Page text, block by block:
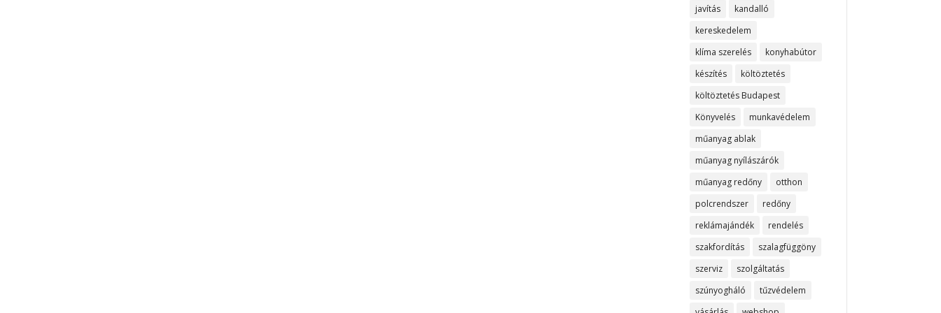
javítás
kandalló
kereskedelem
klíma szerelés
konyhabútor
készítés
költöztetés
költöztetés Budapest
Könyvelés
munkavédelem
műanyag ablak
műanyag nyílászárók
műanyag redőny
otthon
polcrendszer
redőny
reklámajándék
rendelés
szakfordítás
szalagfüggöny
szerviz
szolgáltatás
szúnyogháló
tűzvédelem